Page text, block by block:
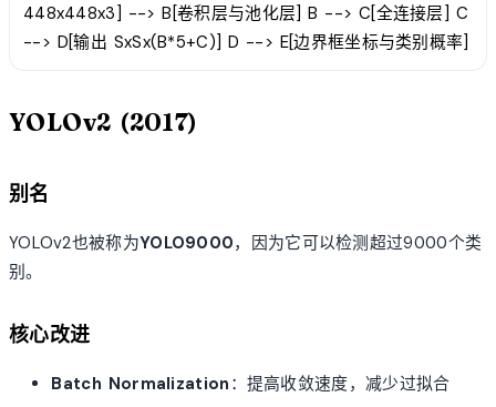
448x448x3] --> B[卷积层与池化层] B --> C[全连接层] C
--> D[输出 SxSx(B*5+C)] D --> E[边界框坐标与类别概率]
YOLOv2 (2017)
别名
YOLOv2也被称为YOLO9000，因为它可以检测超过9000个类
别。
核心改进
Batch Normalization ：提高收敛速度，减少过拟合